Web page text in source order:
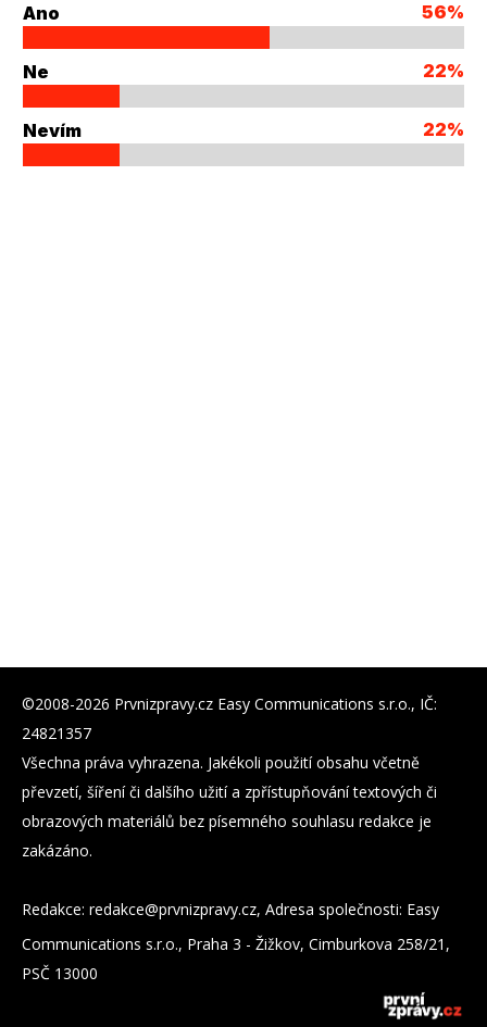
Ano
56%
Ne 22%
Nevím 22%
©2008-2026 Prvnizpravy.cz Easy Communications s.r.o., IČ:
24821357
Všechna práva vyhrazena. Jakékoli použití obsahu včetně
převzetí, šíření či dalšího užití a zpřístupňování textových či
obrazových materiálů bez písemného souhlasu redakce je
zakázáno.
Redakce: zc.yvarpzinvrp@eckader, Adresa společnosti: Easy
Communications s.r.o., Praha 3 - Žižkov, Cimburkova 258/21,
PSČ 13000